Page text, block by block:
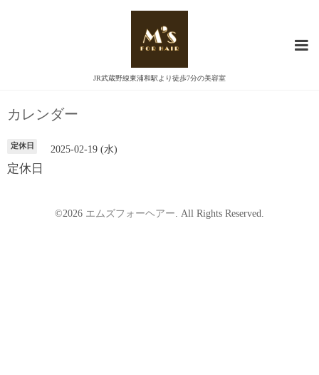
JR武蔵野線東浦和駅より徒歩7分の美容室
カレンダー
定休日 2025-02-19 (水)
定休日
©2026 エムズフォーヘアー . All Rights Reserved.